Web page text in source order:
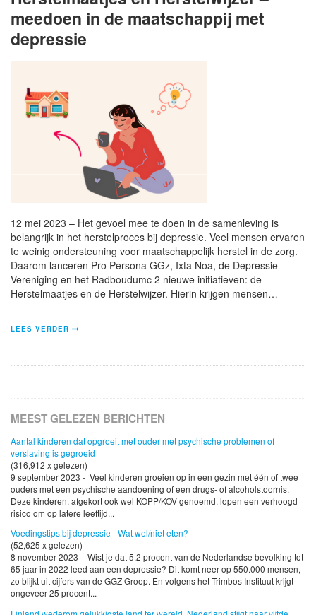
meedoen in de maatschappij met
depressie
12 mei 2023 – Het gevoel mee te doen in de samenleving is
belangrijk in het herstelproces bij depressie. Veel mensen ervaren
te weinig ondersteuning voor maatschappelijk herstel in de zorg.
Daarom lanceren Pro Persona GGz, Ixta Noa, de Depressie
Vereniging en het Radboudumc 2 nieuwe initiatieven: de
Herstelmaatjes en de Herstelwijzer. Hierin krijgen mensen…
LEES VERDER
MEEST GELEZEN BERICHTEN
Aantal kinderen dat opgroeit met ouder met psychische problemen of
verslaving is gegroeid
(316,912 x gelezen)
9 september 2023 - Veel kinderen groeien op in een gezin met één of twee
ouders met een psychische aandoening of een drugs- of alcoholstoornis.
Deze kinderen, afgekort ook wel KOPP/KOV genoemd, lopen een verhoogd
risico om op latere leeftijd...
Voedingstips bij depressie - Wat wel/niet eten?
(52,625 x gelezen)
8 november 2023 - Wist je dat 5,2 procent van de Nederlandse bevolking tot
65 jaar in 2022 leed aan een depressie? Dit komt neer op 550.000 mensen,
zo blijkt uit cijfers van de GGZ Groep. En volgens het Trimbos Instituut krijgt
ongeveer 25 procent...